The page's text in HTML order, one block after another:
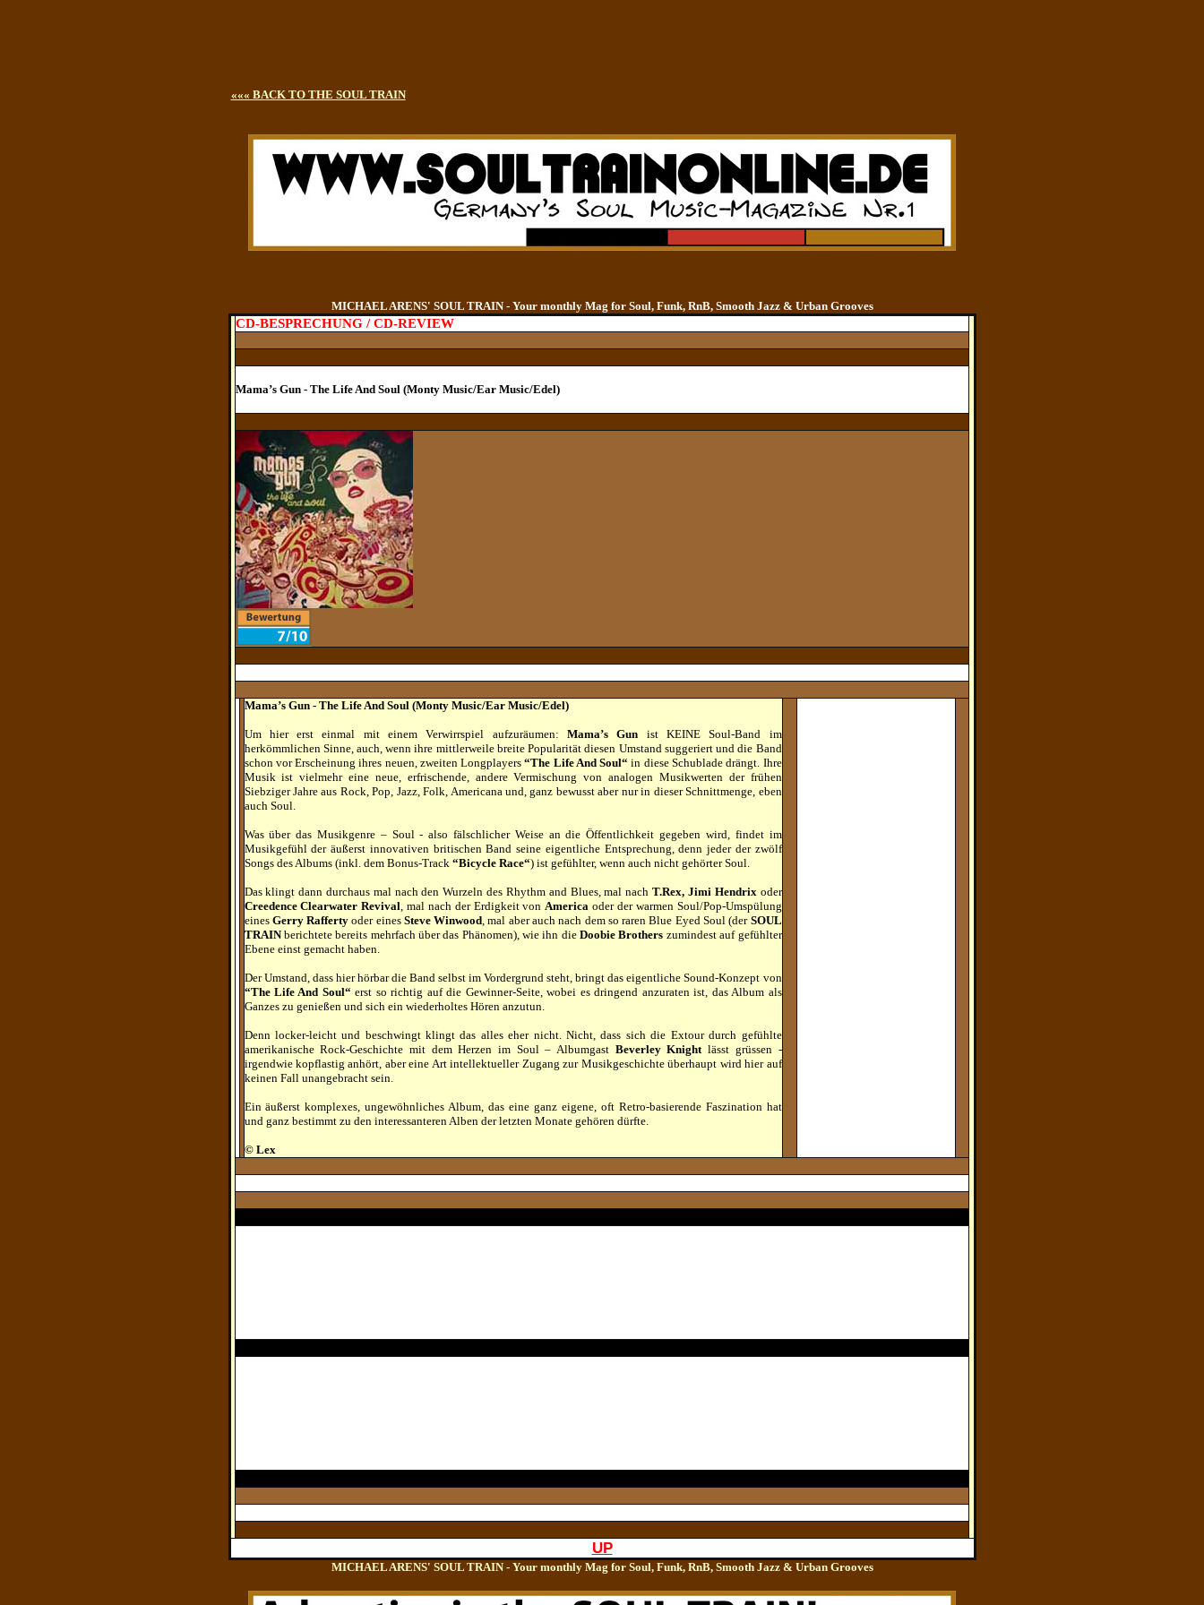
««« BACK TO THE SOUL TRAIN
MICHAEL ARENS' SOUL TRAIN - Your monthly Mag for Soul, Funk, RnB, Smooth Jazz & Urban Grooves
CD-BESPRECHUNG / CD-REVIEW
Mama’s Gun - The Life And Soul (Monty Music/Ear Music/Edel)
Mama’s Gun - The Life And Soul (Monty Music/Ear Music/Edel)
Um hier erst einmal mit einem Verwirrspiel aufzuräumen: Mama’s Gun ist KEINE Soul-Band im
herkömmlichen Sinne, auch, wenn ihre mittlerweile breite Popularität diesen Umstand suggeriert und die Band
schon vor Erscheinung ihres neuen, zweiten Longplayers“The Life And Soul“ in diese Schublade drängt. Ihre
Musik ist vielmehr eine neue, erfrischende, andere Vermischung von analogen Musikwerten der frühen
Siebziger Jahre aus Rock, Pop, Jazz, Folk, Americana und, ganz bewusst aber nur in dieser Schnittmenge, eben
auch Soul.
Was über das Musikgenre – Soul - also fälschlicher Weise an die Öffentlichkeit gegeben wird, findet im
Musikgefühl der äußerst innovativen britischen Band seine eigentliche Entsprechung, denn jeder der zwölf
Songs des Albums (inkl. dem Bonus-Track “Bicycle Race“) ist gefühlter, wenn auch nicht gehörter Soul.
Das klingt dann durchaus mal nach den Wurzeln des Rhythm and Blues, mal nachT.Rex, Jimi Hendrixoder
Creedence Clearwater Revival, mal nach der Erdigkeit vonAmerica oder der warmen Soul/Pop-Umspülung
eines Gerry Rafferty oder eines Steve Winwood, mal aber auch nach dem so raren Blue Eyed Soul (der SOUL
TRAINberichtete bereits mehrfach über das Phänomen), wie ihn dieDoobie Brothers zumindest auf gefühlter
Ebene einst gemacht haben.
Der Umstand, dass hier hörbar die Band selbst im Vordergrund steht, bringt das eigentliche Sound-Konzept von
“The Life And Soul“ erst so richtig auf die Gewinner-Seite, wobei es dringend anzuraten ist, das Album als
Ganzes zu genießen und sich ein wiederholtes Hören anzutun.
Denn locker-leicht und beschwingt klingt das alles eher nicht. Nicht, dass sich die Extour durch gefühlte
amerikanische Rock-Geschichte mit dem Herzen im Soul – Albumgast Beverley Knightlässt grüssen -
irgendwie kopflastig anhört, aber eine Art intellektueller Zugang zur Musikgeschichte überhaupt wird hier auf
keinen Fall unangebracht sein.
Ein äußerst komplexes, ungewöhnliches Album, das eine ganz eigene, oft Retro-basierende Faszination hat
und ganz bestimmt zu den interessanteren Alben der letzten Monate gehören dürfte.
© Lex
UP
MICHAEL ARENS' SOUL TRAIN - Your monthly Mag for Soul, Funk, RnB, Smooth Jazz & Urban Grooves